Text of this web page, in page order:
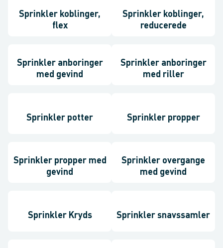
Sprinkler koblinger,
flex
Sprinkler koblinger,
reducerede
Sprinkler anboringer
med gevind
Sprinkler anboringer
med riller
Sprinkler potter Sprinkler propper
Sprinkler propper med
gevind
Sprinkler overgange
med gevind
Sprinkler Kryds Sprinkler snavssamler